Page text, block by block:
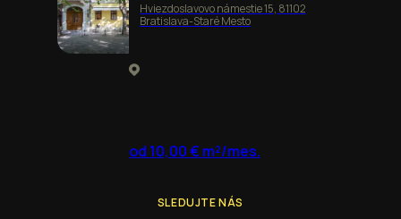
Hviezdoslavovo námestie 15, 81102
Bratislava-Staré Mesto
od 10,00 € m²/mes.
SLEDUJTE NÁS